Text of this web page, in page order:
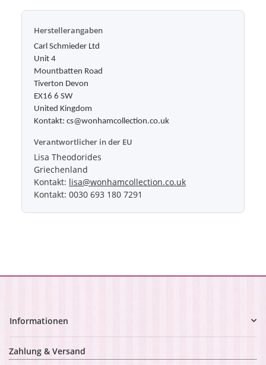
Herstellerangaben
Carl Schmieder Ltd
Unit 4
Mountbatten Road
Tiverton Devon
EX16 6 SW
United Kingdom
Kontakt: cs@wonhamcollection.co.uk
Verantwortlicher in der EU
Lisa Theodorides
Griechenland
Kontakt: lisa@wonhamcollection.co.uk
Kontakt: 0030 693 180 7291
Informationen
Zahlung & Versand